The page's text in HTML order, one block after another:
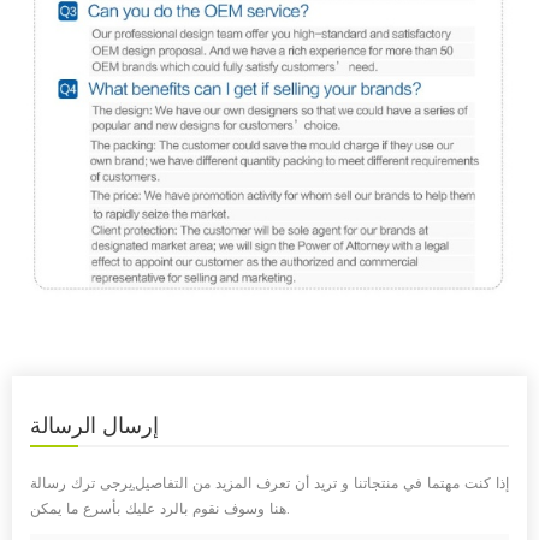
إرسال الرسالة
إذا كنت مهتما في منتجاتنا و تريد أن تعرف المزيد من التفاصيل,يرجى ترك رسالة
هنا وسوف نقوم بالرد عليك بأسرع ما يمكن.